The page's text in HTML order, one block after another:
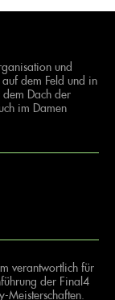
und
dem Feld und in
Dach der
im Damen
verantwortlich für
der Final4
Meisterschaften.